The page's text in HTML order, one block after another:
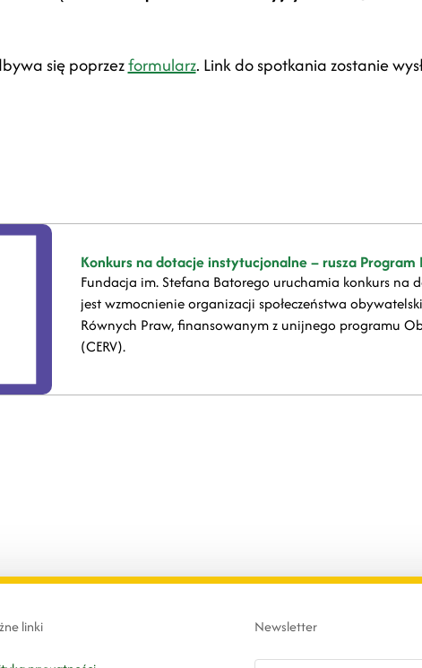
się poprzezformularz. Link do spotkania zostanie
Konkurs na dotacje instytucjonalne – rusza Program
Fundacja im. Stefana Batorego uruchamia konkurs na
jest wzmocnienie organizacji społeczeństwa
Równych Praw, finansowanym z unijnego programu
(CERV).
linki Newsletter